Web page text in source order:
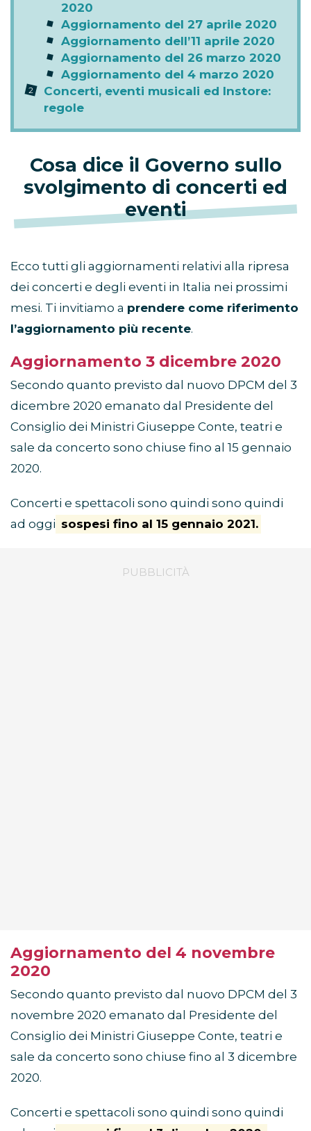
2020
Aggiornamento del 27 aprile 2020
Aggiornamento dell’11 aprile 2020
Aggiornamento del 26 marzo 2020
Aggiornamento del 4 marzo 2020
Concerti, eventi musicali ed Instore:
regole
Cosa dice il Governo sullo
svolgimento di concerti ed
eventi
Ecco tutti gli aggiornamenti relativi alla ripresa
dei concerti e degli eventi in Italia nei prossimi
mesi. Ti invitiamo a prendere come riferimento
l’aggiornamento più recente.
Aggiornamento 3 dicembre 2020
Secondo quanto previsto dal nuovo DPCM del 3
dicembre 2020 emanato dal Presidente del
Consiglio dei Ministri Giuseppe Conte, teatri e
sale da concerto sono chiuse fino al 15 gennaio
2020.
Concerti e spettacoli sono quindi sono quindi
ad oggi sospesi fino al 15 gennaio 2021.
Aggiornamento del 4 novembre
2020
Secondo quanto previsto dal nuovo DPCM del 3
novembre 2020 emanato dal Presidente del
Consiglio dei Ministri Giuseppe Conte, teatri e
sale da concerto sono chiuse fino al 3 dicembre
2020.
Concerti e spettacoli sono quindi sono quindi